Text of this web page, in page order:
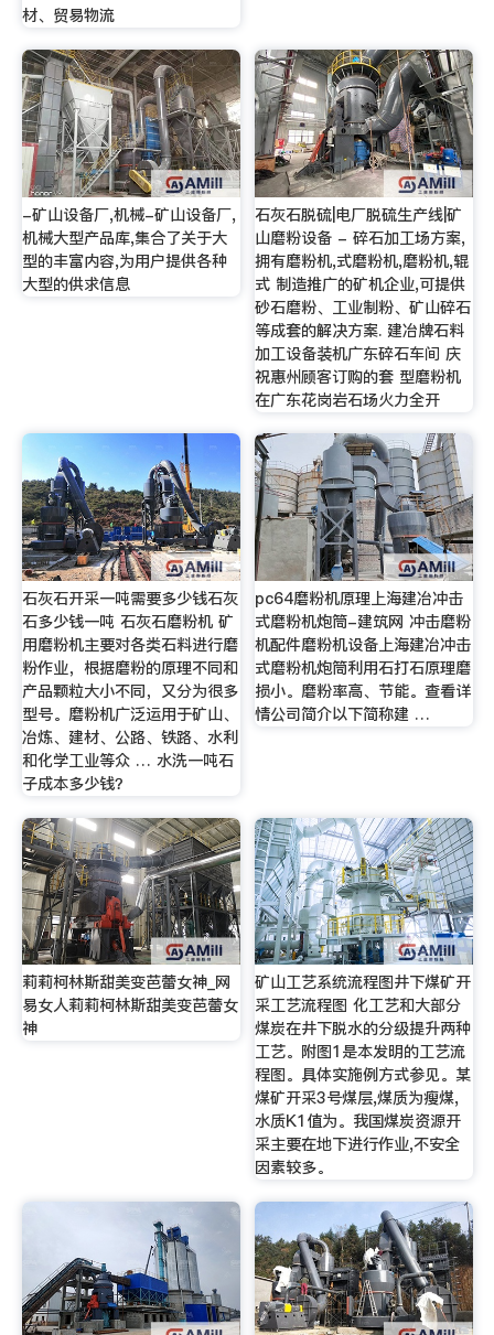
材、贸易物流
-矿山设备厂,机械-矿山设备厂,
机械大型产品库,集合了关于大
型的丰富内容,为用户提供各种
大型的供求信息
石灰石脱硫|电厂脱硫生产线|矿
山磨粉设备 - 碎石加工场方案,
拥有磨粉机,式磨粉机,磨粉机,辊
式 制造推广的矿机企业,可提供
砂石磨粉、工业制粉、矿山碎石
等成套的解决方案. 建冶牌石料
加工设备装机广东碎石车间 庆
祝惠州顾客订购的套 型磨粉机
在广东花岗岩石场火力全开
石灰石开采一吨需要多少钱石灰
石多少钱一吨 石灰石磨粉机 矿
用磨粉机主要对各类石料进行磨
粉作业，根据磨粉的原理不同和
产品颗粒大小不同，又分为很多
型号。磨粉机广泛运用于矿山、
冶炼、建材、公路、铁路、水利
和化学工业等众 … 水洗一吨石
子成本多少钱？
pc64磨粉机原理上海建冶冲击
式磨粉机炮筒-建筑网 冲击磨粉
机配件磨粉机设备上海建冶冲击
式磨粉机炮筒利用石打石原理磨
损小。磨粉率高、节能。查看详
情公司简介以下简称建 …
莉莉柯林斯甜美变芭蕾女神_网
易女人莉莉柯林斯甜美变芭蕾女
神
矿山工艺系统流程图井下煤矿开
采工艺流程图 化工艺和大部分
煤炭在井下脱水的分级提升两种
工艺。附图1是本发明的工艺流
程图。具体实施例方式参见。某
煤矿开采3号煤层,煤质为瘦煤,
水质K1值为。我国煤炭资源开
采主要在地下进行作业,不安全
因素较多。